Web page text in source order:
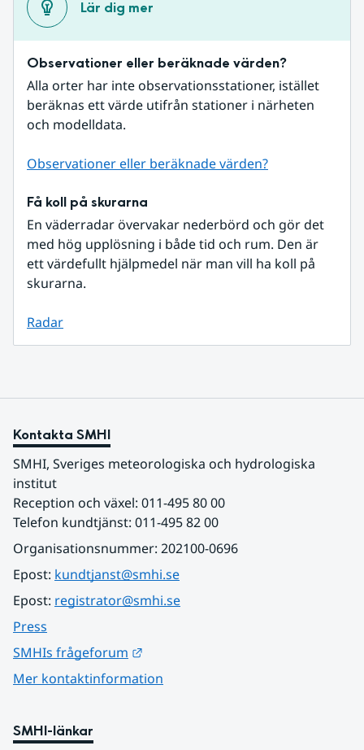
Lär dig mer
Observationer eller beräknade värden?
Alla orter har inte observationsstationer, istället
beräknas ett värde utifrån stationer i närheten
och modelldata.
Observationer eller beräknade värden?
Få koll på skurarna
En väderradar övervakar nederbörd och gör det
med hög upplösning i både tid och rum. Den är
ett värdefullt hjälpmedel när man vill ha koll på
skurarna.
Radar
Kontakta SMHI
SMHI, Sveriges meteorologiska och hydrologiska
institut
Reception och växel: 011-495 80 00
Telefon kundtjänst: 011-495 82 00
Organisationsnummer: 202100-0696
Epost: kundtjanst@smhi.se
Epost: registrator@smhi.se
Press
SMHIs frågeforum
Mer kontaktinformation
SMHI-länkar